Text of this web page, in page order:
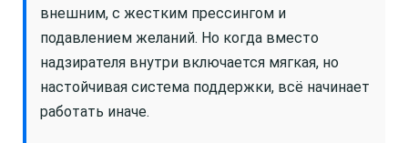
внешним, с жестким прессингом и
подавлением желаний. Но когда вместо
надзирателя внутри включается мягкая, но
настойчивая система поддержки, всё начинает
работать иначе.